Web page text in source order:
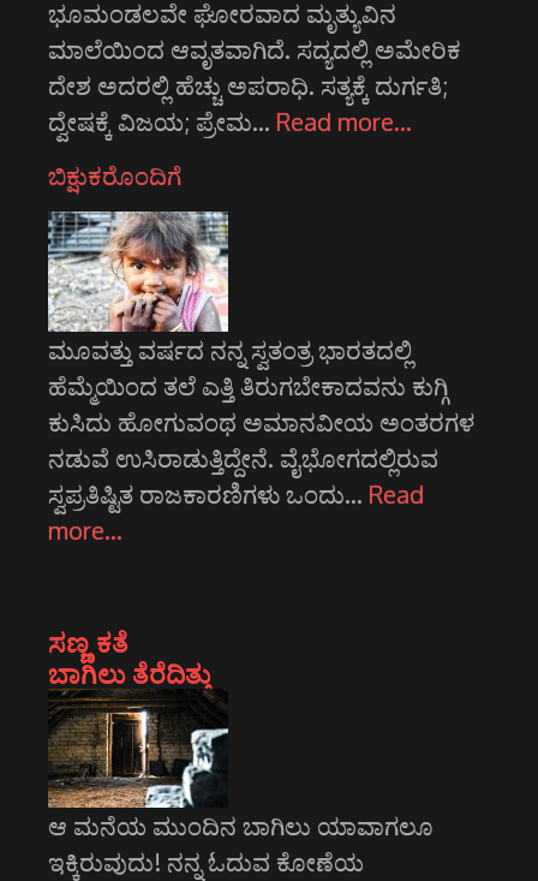
ಭೂಮಂಡಲವೇ ಘೋರವಾದ ಮೃತ್ಯುವಿನ
ಮಾಲೆಯಿಂದ ಆವೃತವಾಗಿದೆ. ಸದ್ಯದಲ್ಲಿ ಅಮೇರಿಕ
ದೇಶ ಅದರಲ್ಲಿ ಹೆಚ್ಚು ಅಪರಾಧಿ. ಸತ್ಯಕ್ಕೆ ದುರ್ಗತಿ;
ದ್ವೇಷಕ್ಕೆ ವಿಜಯ; ಪ್ರೇಮ… Read more…
ಬಿಕ್ಷುಕರೊಂದಿಗೆ
ಮೂವತ್ತು ವರ್ಷದ ನನ್ನ ಸ್ವತಂತ್ರ ಭಾರತದಲ್ಲಿ
ಹೆಮ್ಮೆಯಿಂದ ತಲೆ ಎತ್ತಿ ತಿರುಗಬೇಕಾದವನು ಕುಗ್ಗಿ
ಕುಸಿದು ಹೋಗುವಂಥ ಅಮಾನವೀಯ ಅಂತರಗಳ
ನಡುವೆ ಉಸಿರಾಡುತ್ತಿದ್ದೇನೆ. ವೈಭೋಗದಲ್ಲಿರುವ
ಸ್ವಪ್ರತಿಷ್ಟಿತ ರಾಜಕಾರಣಿಗಳು ಒಂದು… Read
more…
ಸಣ್ಣ ಕತೆ
ಬಾಗಿಲು ತೆರೆದಿತ್ತು
ಆ ಮನೆಯ ಮುಂದಿನ ಬಾಗಿಲು ಯಾವಾಗಲೂ
ಇಕ್ಕಿರುವುದು! ನನ್ನ ಓದುವ ಕೋಣೆಯ